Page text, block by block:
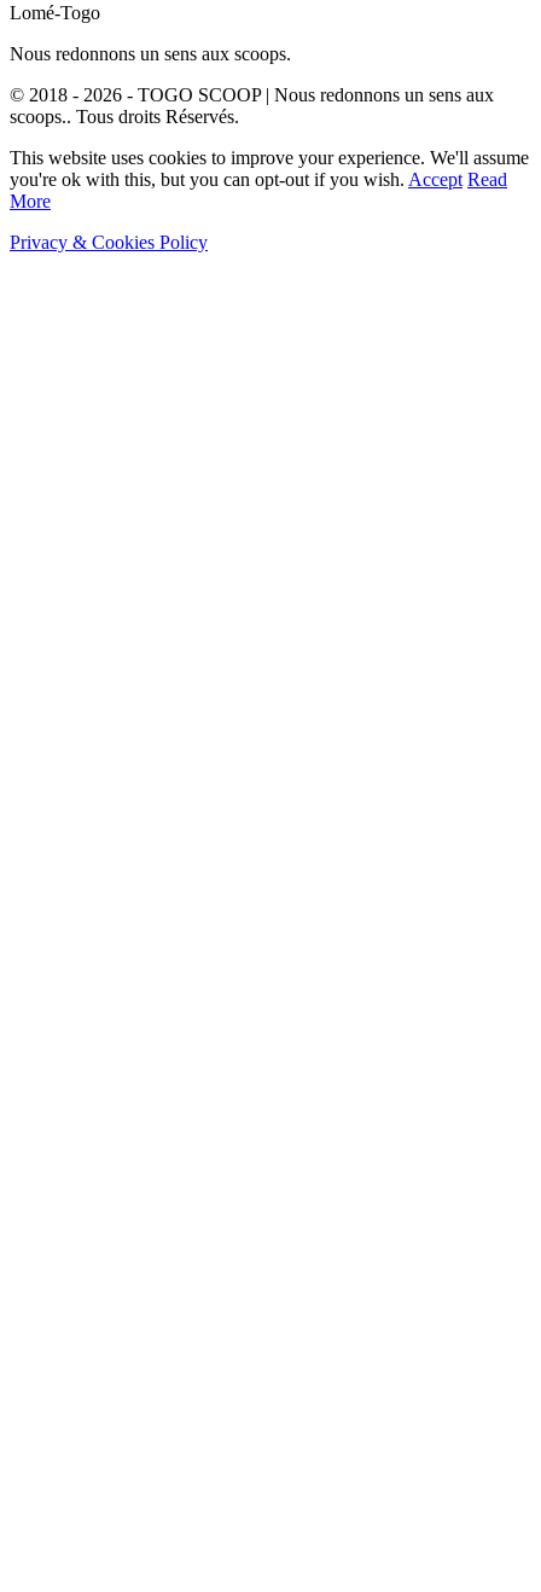
Lomé-Togo
Nous redonnons un sens aux scoops.
© 2018 - 2026 - TOGO SCOOP | Nous redonnons un sens aux
scoops.. Tous droits Réservés.
This website uses cookies to improve your experience. We'll assume
you're ok with this, but you can opt-out if you wish. Accept Read
More
Privacy & Cookies Policy